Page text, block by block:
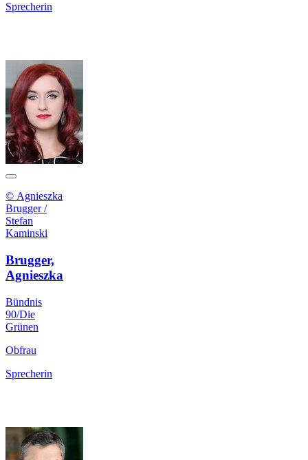
Sprecherin
© Agnieszka
Brugger /
Stefan
Kaminski
Brugger,
Agnieszka
Bündnis
90/Die
Grünen
Obfrau
Sprecherin